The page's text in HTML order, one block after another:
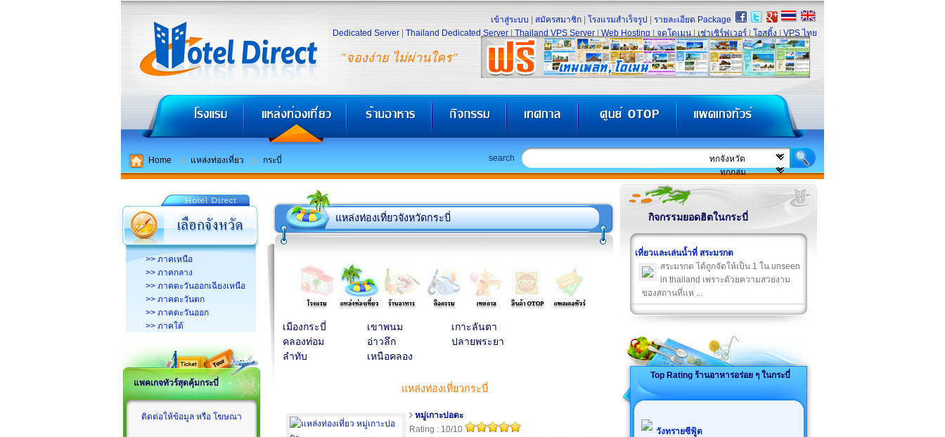
"จองง่าย ไม่ผ่านใคร"
เข้าสู่ระบบ สมัครสมาชิก โรงแรมสำเร็จรูป
รายละเอียด Package
Dedicated Server
Thailand Dedicated Server Thailand VPS Server Web Hosting จดโดเมน เช่าเซิร์ฟเวอร์ โฮสติ้ง VPS ไทย
Home แหล่งท่องเที่ยว กระบี่ search
>> ภาคเหนือ
>> ภาคกลาง
>> ภาคตะวันออกเฉียงเหนือ
>> ภาคตะวันตก
>> ภาคตะวันออก
>> ภาคใต้
แพคเกจทัวร์สุดคุ้มกระบี่
ติดต่อให้ข้อมูล หรือ โฆษณา
แหล่งท่องเที่ยวจังหวัดกระบี่
เมืองกระบี่ เขาพนม
เกาะลันตา
คลองท่อม
อ่าวลึก
ปลายพระยา
ลำทับ
เหนือคลอง
แหล่งท่องเที่ยวกระบี่
หมู่เกาะปอดะ
Rating : 10/10
กิจกรรมยอดฮิตในกระบี่
เที่ยวและเล่นน้ำที่ สระมรกต
สระมรกต ได้ถูกจัดให้เป็น 1 ใน unseen
in thailand เพราะด้วยความสวยงาม
ของสถานที่แห ...
Top Rating ร้านอาหารอร่อย ๆ ในกระบี่
วังทรายซีฟู้ด